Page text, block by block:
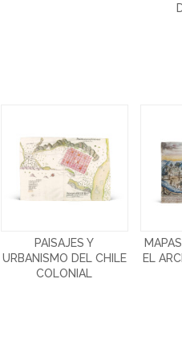
PAISAJES Y
URBANISMO DEL CHILE
COLONIAL
EL